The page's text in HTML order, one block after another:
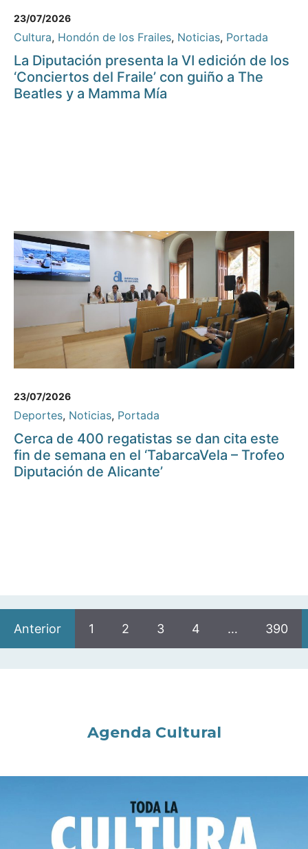
23/07/2026
Cultura, Hondón de los Frailes, Noticias, Portada
La Diputación presenta la VI edición de los
‘Conciertos del Fraile’ con guiño a The
Beatles y a Mamma Mía
23/07/2026
Deportes, Noticias, Portada
Cerca de 400 regatistas se dan cita este
fin de semana en el ‘TabarcaVela – Trofeo
Diputación de Alicante’
Anterior 1 2 3 4 … 390
Agenda Cultural